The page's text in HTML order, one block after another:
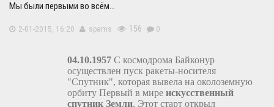
Мы были первыми во всём...
2-01-2015, 16:20 spams 156 0
04.10.1957 С космодрома Байконур
осуществлен пуск ракеты-носителя
"Спутник", которая вывела на околоземную
орбиту Первый в мире искусственный
спутник Земли. Этот старт открыл